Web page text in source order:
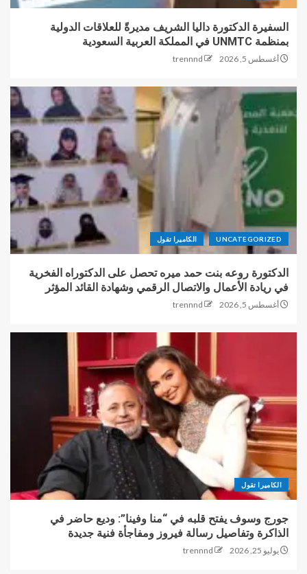
السفيرة الدكتورة داليا الشريف مديرةً للعلاقات الدولية
بمنظمة UNMTC في المملكة العربية السعودية
أغسطس 5, 2026 trennnd
UNCATEGORIZED الكاميرا تقول
الدكتورة روعه بنت حمد ميره تحصل على الدكتوراه الفخرية
في ريادة الأعمال والاتصال الرقمي وشهادة القائد المؤثر
أغسطس 5, 2026 trennnd
الكاميرا تقول
جورج وسوف يفتح قلبه في “منا وفينا”: وديع حاضر في
الذاكرة وتفاصيل رسالة فيروز ومفاجأة فنية جديدة
يوليو 25, 2026 trennnd